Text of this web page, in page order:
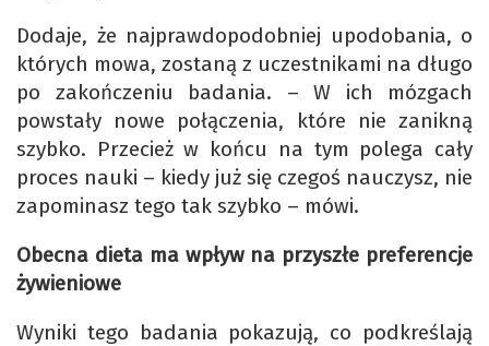
Dodaje, że najprawdopodobniej upodobania, o
których mowa, zostaną z uczestnikami na długo
po zakończeniu badania. – W ich mózgach
powstały nowe połączenia, które nie zanikną
szybko. Przecież w końcu na tym polega cały
proces nauki – kiedy już się czegoś nauczysz, nie
zapominasz tego tak szybko – mówi.
Obecna dieta ma wpływ na przyszłe preferencje
żywieniowe
Wyniki tego badania pokazują, co podkreślają